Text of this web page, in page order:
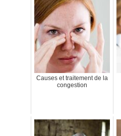
Causes et traitement de la
congestion